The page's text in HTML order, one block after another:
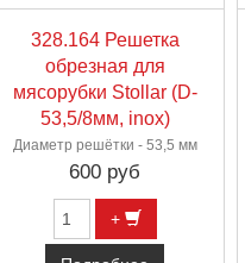
328.164 Решетка
обрезная для
мясорубки Stollar (D-
53,5/8мм, inox)
Диаметр решётки - 53,5 мм
600 руб
+